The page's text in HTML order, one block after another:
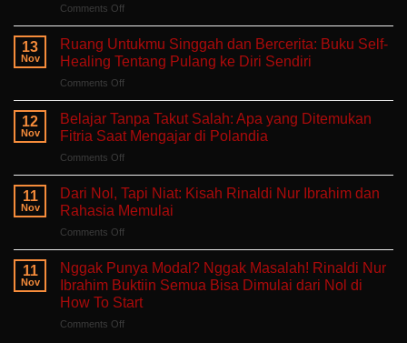
Comments Offon
Terlalu
Untuk
Mengeluh:
Ruang
Aman
untuk
Sedang
Berjuang
13
Nov
Ruang Untukmu Singgah dan Bercerita: Buku Self-
Healing Tentang Pulang ke Diri Sendiri
Comments Offon
Untukmu
Singgah
dan
Bercerita:
Buku
Self-
Healing
ke
Diri
Sendiri
12
Nov
Belajar Tanpa Takut Salah: Apa yang Ditemukan
Fitria Saat Mengajar di Polandia
Comments Offon
Tanpa
Takut
Salah:
Apa
yang
Ditemukan
Fitria
Saat
Mengajar
di
11
Nov
Dari Nol, Tapi Niat: Kisah Rinaldi Nur Ibrahim dan
Rahasia Memulai
Comments Offon
Tapi
Niat:
Kisah
Rinaldi
11
Nov
Nggak Punya Modal? Nggak Masalah! Rinaldi Nur
Ibrahim Buktiin Semua Bisa Dimulai dari Nol di
How To Start
Comments Offon